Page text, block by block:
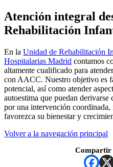
Atención integral
Rehabilitación
En la Unidad de Rehabilitación
Hospitalarias Madrid contamos
altamente cualificado para
con AACC. Nuestro objetivo es
potencial, así como atender
autoestima que puedan
por una intervención coordinada,
favorezca su bienestar y
Volver a la navegación principal
Compartir